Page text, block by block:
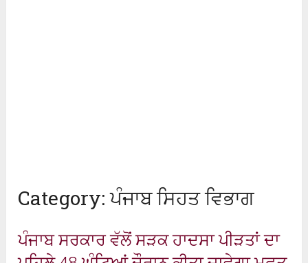
Category:ਪੰਜਾਬ ਸਿਹਤ ਵਿਭਾਗ
ਪੰਜਾਬ ਸਰਕਾਰ ਵੱਲੋਂ ਸੜਕ ਹਾਦਸਾ ਪੀੜਤਾਂ ਦਾ